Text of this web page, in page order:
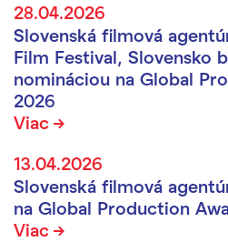
28.04.2026
Slovenská filmová
Film Festival, Slovensko
nomináciou na Global
2026
Viac
13.04.2026
Slovenská filmová
na Global Production
Viac